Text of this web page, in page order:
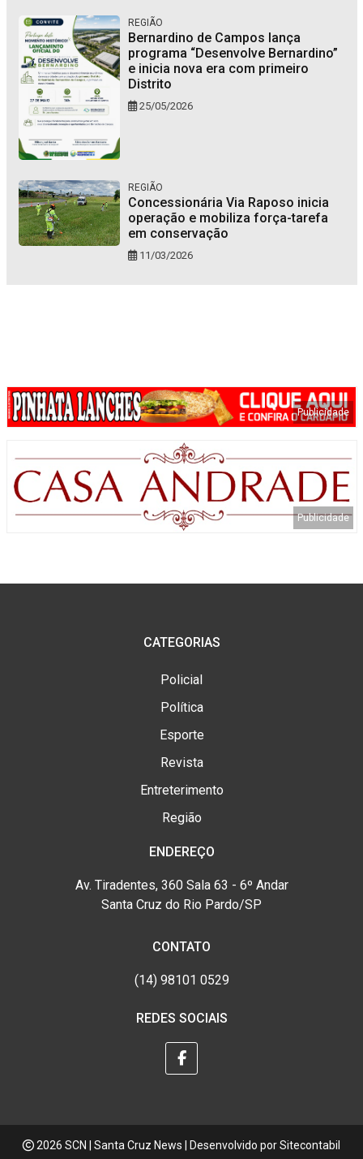
REGIÃO
Bernardino de Campos lança
programa “Desenvolve Bernardino”
e inicia nova era com primeiro
Distrito
25/05/2026
REGIÃO
Concessionária Via Raposo inicia
operação e mobiliza força-tarefa
em conservação
11/03/2026
CATEGORIAS
Policial
Política
Esporte
Revista
Entreterimento
Região
ENDEREÇO
Av. Tiradentes, 360 Sala 63 - 6º Andar
Santa Cruz do Rio Pardo/SP
CONTATO
(14) 98101 0529
REDES SOCIAIS
2026 SCN | Santa Cruz News | Desenvolvido porSitecontabil